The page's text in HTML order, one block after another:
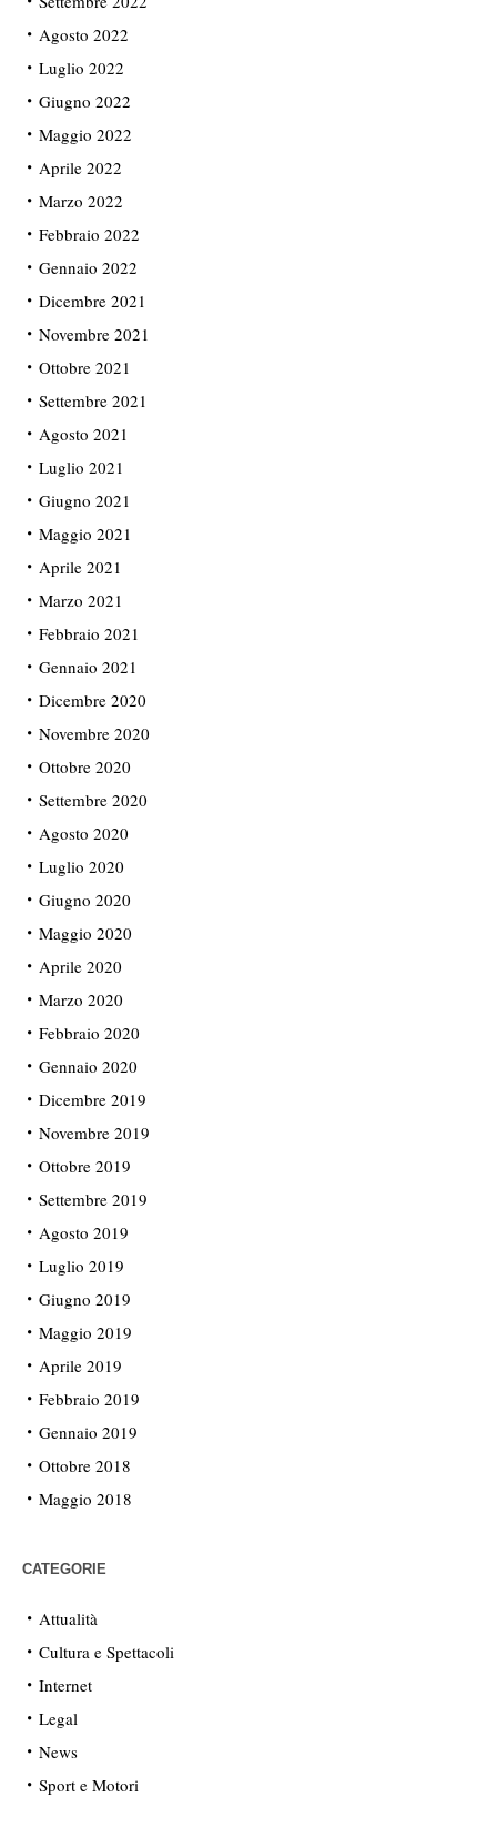
Agosto 2022
Luglio 2022
Giugno 2022
Maggio 2022
Aprile 2022
Marzo 2022
Febbraio 2022
Gennaio 2022
Dicembre 2021
Novembre 2021
Ottobre 2021
Settembre 2021
Agosto 2021
Luglio 2021
Giugno 2021
Maggio 2021
Aprile 2021
Marzo 2021
Febbraio 2021
Gennaio 2021
Dicembre 2020
Novembre 2020
Ottobre 2020
Settembre 2020
Agosto 2020
Luglio 2020
Giugno 2020
Maggio 2020
Aprile 2020
Marzo 2020
Febbraio 2020
Gennaio 2020
Dicembre 2019
Novembre 2019
Ottobre 2019
Settembre 2019
Agosto 2019
Luglio 2019
Giugno 2019
Maggio 2019
Aprile 2019
Febbraio 2019
Gennaio 2019
Ottobre 2018
Maggio 2018
CATEGORIE
Attualità
Cultura e Spettacoli
Internet
Legal
News
Sport e Motori